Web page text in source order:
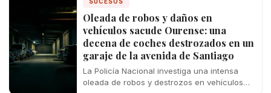
Oleada de robos y daños en
vehículos sacude Ourense: una
decena de coches destrozados en un
garaje de la avenida de Santiago
La Policía Nacional investiga una intensa
oleada de robos y destrozos en vehículos